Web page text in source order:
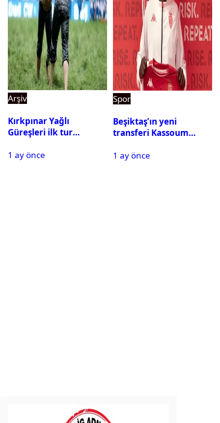
Arşiv
Kırkpınar Yağlı
Güreşleri ilk tur
2. tura geçen
1 ay önce
Spor
Beşiktaş’ın yeni
transferi Kassoum
gelecek? Resmi
1 ay önce